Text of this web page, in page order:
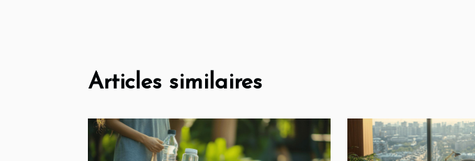
Articles similaires